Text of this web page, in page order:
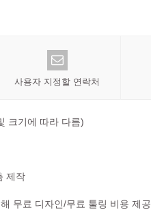
사용자 지정할 연락처
크기에 따라 다름)
제작
무료 디자인/무료 툴링 비용 제공